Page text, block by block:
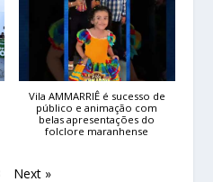
Vila AMMARRIÊ é sucesso de
público e animação com
belas apresentações do
folclore maranhense
Next »